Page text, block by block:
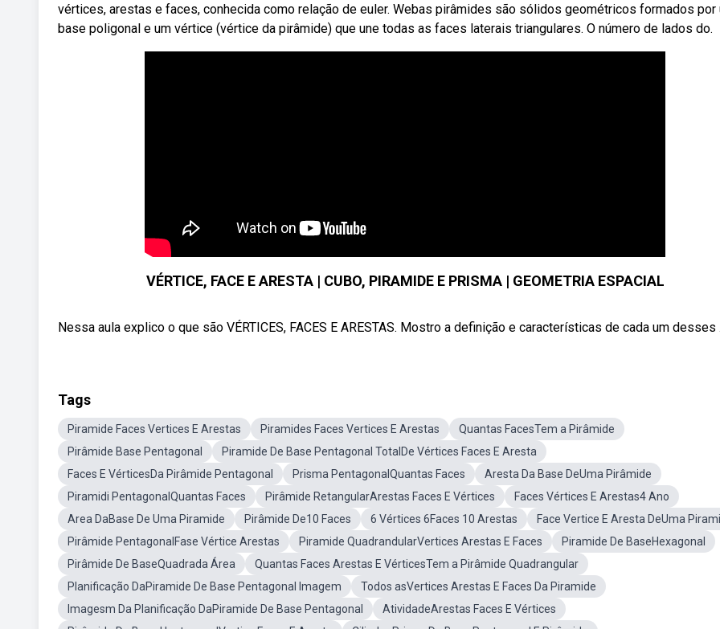
vértices, arestas e faces, conhecida como relação de euler. Webas pirâmides são sólidos geométricos formados por
base poligonal e um vértice (vértice da pirâmide) que une todas as faces laterais triangulares. O número de lados do.
VÉRTICE, FACE E ARESTA | CUBO, PIRAMIDE E PRISMA | GEOMETRIA ESPACIAL
Nessa aula explico o que são VÉRTICES, FACES E ARESTAS. Mostro a definição e características de cada um desses
Tags
Piramide Faces Vertices E Arestas Piramides Faces Vertices E Arestas
Quantas FacesTem a Pirâmide
Pirâmide Base Pentagonal
Piramide De Base Pentagonal TotalDe Vértices Faces E Aresta
Faces E VérticesDa Pirâmide Pentagonal
Prisma PentagonalQuantas Faces
Aresta Da Base DeUma Pirâmide
Piramidi PentagonalQuantas Faces
Pirâmide RetangularArestas Faces E Vértices
Faces Vértices E Arestas4 Ano
Area DaBase De Uma Piramide
Pirâmide De10 Faces 6 Vértices 6Faces 10 Arestas
Face Vertice E Aresta DeUma
Pirâmide PentagonalFase Vértice Arestas
Piramide QuadrandularVertices Arestas E Faces
Piramide De BaseHexagonal
Pirâmide De BaseQuadrada Área
Quantas Faces Arestas E VérticesTem a Pirâmide Quadrangular
Planificação DaPiramide De Base Pentagonal Imagem
Todos asVertices Arestas E Faces Da Piramide
Imagesm Da Planificação DaPiramide De Base Pentagonal
AtividadeArestas Faces E Vértices